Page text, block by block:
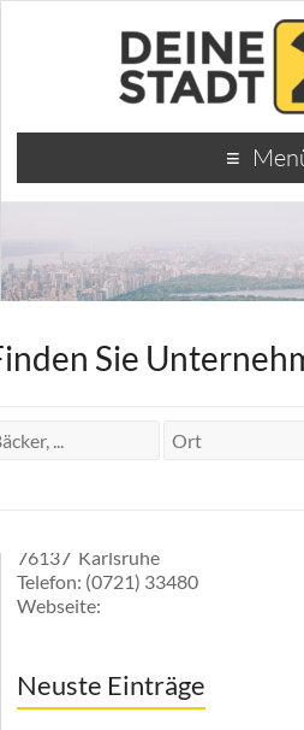
Sie
76137 Karlsruhe
Telefon: (0721) 33480
Webseite:
Neuste Einträge